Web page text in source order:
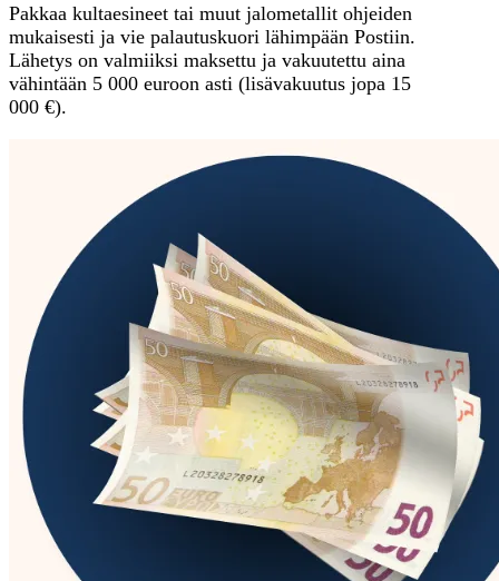
Pakkaa kultaesineet tai muut jalometallit ohjeiden
mukaisesti ja vie palautuskuori lähimpään Postiin.
Lähetys on valmiiksi maksettu ja vakuutettu aina
vähintään 5 000 euroon asti (lisävakuutus jopa 15
000 €).